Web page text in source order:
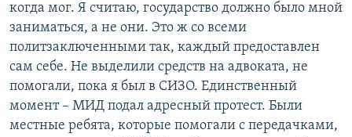
когда мог. Я считаю, государство должно было мной
заниматься, а не они. Это ж со всеми
политзаключенными так, каждый предоставлен
сам себе. Не выделили средств на адвоката, не
помогали, пока я был в СИЗО. Единственный
момент – МИД подал адресный протест. Были
местные ребята, которые помогали с передачками,